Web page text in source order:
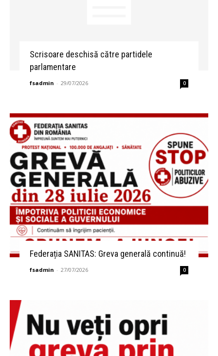
Scrisoare deschisă către partidele
parlamentare
fsadmin - 29/07/2026 0
Federația SANITAS: Greva generală continuă!
fsadmin - 27/07/2026 0